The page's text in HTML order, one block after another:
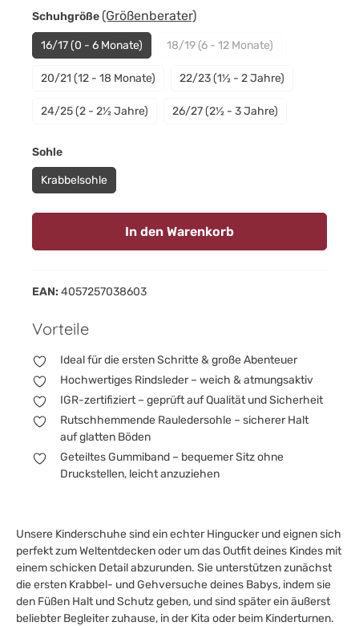
Schuhgrößeauswählen
(Größenberater)
16/17 (0 - 6 Monate) 18/19 (6 - 12 Monate)(Diese Option ist zurzeit nicht
20/21 (12 - 18 Monate) 22/23 (1½ - 2 Jahre)
24/25 (2 - 2½ Jahre) 26/27 (2½ - 3 Jahre)
Sohleauswählen
Krabbelsohle
In den Warenkorb
EAN: 4057257038603
Vorteile
Ideal für die ersten Schritte & große Abenteuer
Hochwertiges Rindsleder – weich & atmungsaktiv
IGR-zertifiziert – geprüft auf Qualität und Sicherheit
Rutschhemmende Rauledersohle – sicherer Halt
auf glatten Böden
Geteiltes Gummiband – bequemer Sitz ohne
Druckstellen, leicht anzuziehen
Unsere Kinderschuhe sind ein echter Hingucker und eignen sich
perfekt zum Weltentdecken oder um das Outfit deines Kindes mit
einem schicken Detail abzurunden. Sie unterstützen zunächst
die ersten Krabbel- und Gehversuche deines Babys, indem sie
den Füßen Halt und Schutz geben, und sind später ein äußerst
beliebter Begleiter zuhause, in der Kita oder beim Kinderturnen.